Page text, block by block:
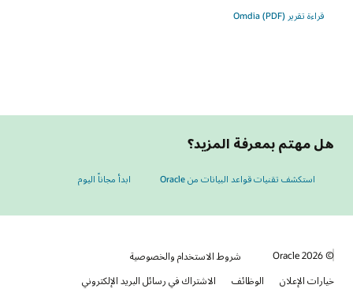
قراءة تقرير Omdia (PDF)
هل مهتم بمعرفة المزيد؟
استكشف تقنيات قواعد البيانات من Oracle‏ ابدأ مجاناً اليوم
© 2026 Oracle
شروط الاستخدام والخصوصية
خيارات الإعلان
الوظائف الاشتراك في رسائل البريد الإلكتروني